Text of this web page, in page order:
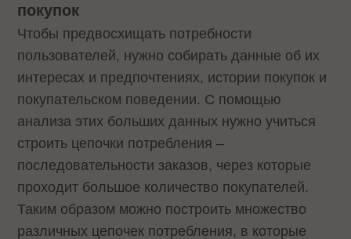
покупок
Чтобы предвосхищать потребности
пользователей, нужно собирать данные об их
интересах и предпочтениях, истории покупок и
покупательском поведении. С помощью
анализа этих больших данных нужно учиться
строить цепочки потребления –
последовательности заказов, через которые
проходит большое количество покупателей.
Таким образом можно построить множество
различных цепочек потребления, в которые